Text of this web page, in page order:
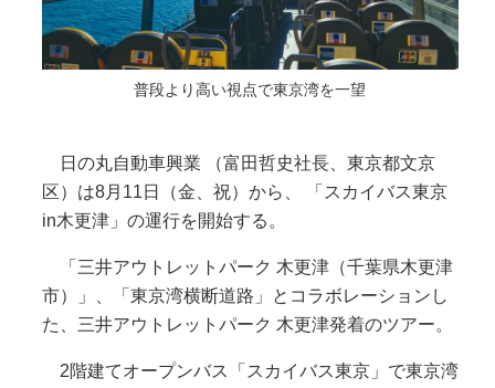
普段より高い視点で東京湾を一望
日の丸自動車興業 （富田哲史社長、東京都文京
区）は8月11日（金、祝）から、 「スカイバス東京
in木更津」の運行を開始する。
「三井アウトレットパーク 木更津（千葉県木更津
市）」、「東京湾横断道路」とコラボレーションし
た、三井アウトレットパーク 木更津発着のツアー。
2階建てオープンバス「スカイバス東京」で東京湾